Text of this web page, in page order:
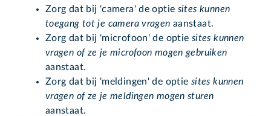
Zorg dat bij 'camera' de optie sites kunnen
toegang tot je camera vragen aanstaat.
Zorg dat bij 'microfoon' de optie sites kunnen
vragen of ze je microfoon mogen gebruiken
aanstaat.
Zorg dat bij 'meldingen' de optie sites kunnen
vragen of ze je meldingen mogen sturen
aanstaat.